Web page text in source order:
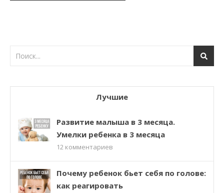
Лучшие
Развитие малыша в 3 месяца.
Умелки ребенка в 3 месяца
12 комментариев
Почему ребенок бьет себя по голове:
как реагировать